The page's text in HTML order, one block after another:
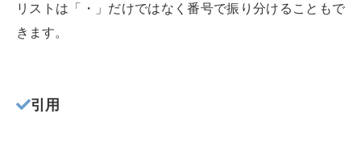
リストは「・」だけではなく番号で振り分けることもで
きます。
引用